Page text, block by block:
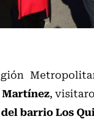
,
barrio Los